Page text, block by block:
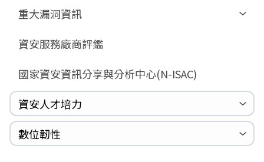
重大漏洞資訊
Zerologon
MSHTML
Log4shell
WannaCrypt
Heartbleed
資安服務廠商評鑑
國家資安資訊分享與分析中心(N-ISAC)
資安人才培力
巡迴研討會
CCOE資安實戰人才培育計畫成果簡介
資安人才培訓服務網
資安系列競賽網站
數位韌性